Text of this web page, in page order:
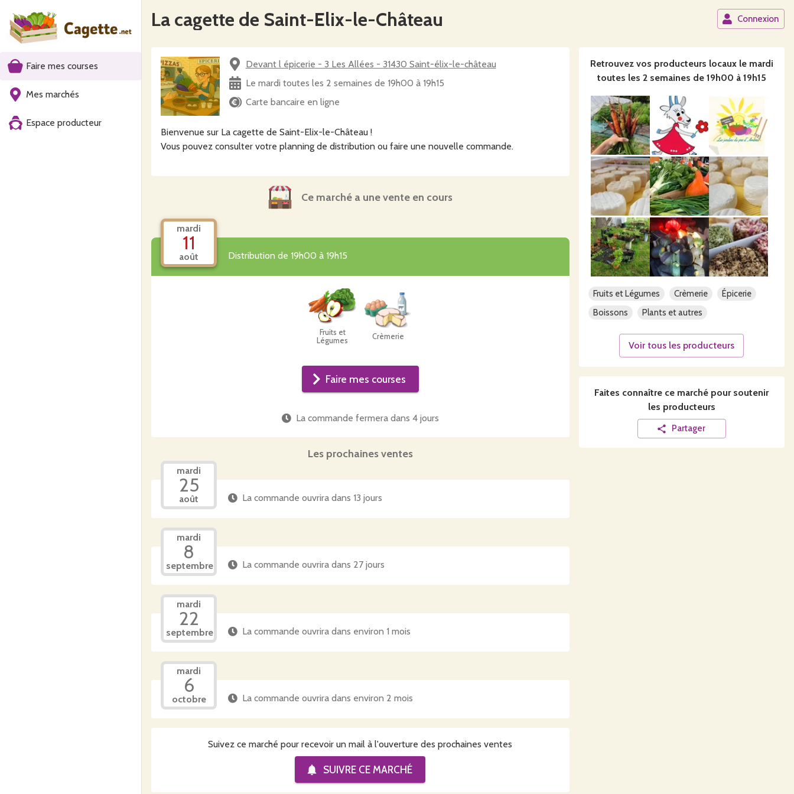
Faire mes courses
Mes marchés
Espace producteur
La cagette de Saint-Elix-le-Château Connexion
Devant l épicerie - 3 Les Allées - 31430 Saint-élix-le-château
Le mardi toutes les 2 semaines de 19h00 à 19h15
Carte bancaire en ligne
Bienvenue sur La cagette de Saint-Elix-le-Château !
Vous pouvez consulter votre planning de distribution ou faire une nouvelle commande.
Ce marché a une vente en cours
mardi
11
août Distribution de 19h00 à 19h15
Fruits et
Légumes
Crèmerie
Faire mes courses
La commande fermera dans 4 jours
Les prochaines ventes
mardi
25
août La commande ouvrira dans 13 jours
mardi
8
septembre La commande ouvrira dans 27 jours
mardi
22
septembre La commande ouvrira dans environ 1 mois
mardi
6
octobre La commande ouvrira dans environ 2 mois
Suivez ce marché pour recevoir un mail à l'ouverture des prochaines ventes
SUIVRE CEMARCHÉ
Retrouvez vos producteurs locaux le mardi
toutes les 2 semaines de 19h00 à 19h15
Fruits et Légumes Crèmerie
Épicerie
Boissons
Plants et autres
Voir tous les producteurs
Faites connaître ce marché pour soutenir
les producteurs
Partager